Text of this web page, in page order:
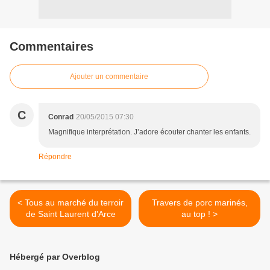
Commentaires
Ajouter un commentaire
C Conrad 20/05/2015 07:30
Magnifique interprétation. J’adore écouter chanter les enfants.
Répondre
< Tous au marché du terroir
de Saint Laurent d'Arce
Travers de porc marinés,
au top ! >
Hébergé par Overblog